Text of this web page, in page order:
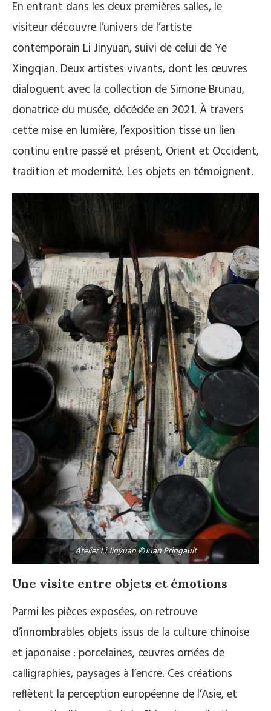
En entrant dans les deux premières salles, le
visiteur découvre l’univers de l’artiste
contemporain Li Jinyuan, suivi de celui de Ye
Xingqian. Deux artistes vivants, dont les œuvres
dialoguent avec la collection de Simone Brunau,
donatrice du musée, décédée en 2021. À travers
cette mise en lumière, l’exposition tisse un lien
continu entre passé et présent, Orient et Occident,
tradition et modernité. Les objets en témoignent.
Atelier Li Jinyuan ©Juan Pringault
Une visite entre objets et émotions
Parmi les pièces exposées, on retrouve
d’innombrables objets issus de la culture chinoise
et japonaise : porcelaines, œuvres ornées de
calligraphies, paysages à l’encre. Ces créations
reflètent la perception européenne de l’Asie, et